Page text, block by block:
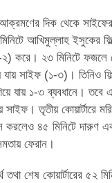
আক্রমণের দিক থেকে
আখিমুল্লাহ ইসুকের
২) করে। ২৩ মিনিটে ফজলে
সাইফ (১-৩)। তিনিও
যায় ১-৩ ব্যবধানে। তবে
সাইফ। তৃতীয় কোয়ার্টারে
করলেও ৪৫ মিনিটে দারুণ
ফেরান।
শেষ কোয়ার্টারের ৫২